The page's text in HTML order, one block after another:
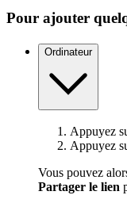
Pour ajouter
Ordinateur
Appuyez
Appuyez
Vous pouvez
Partager le lien